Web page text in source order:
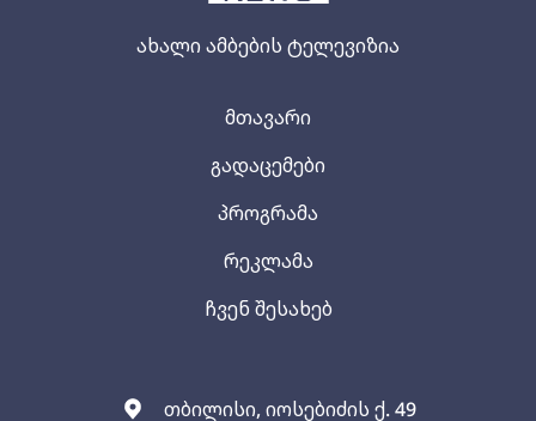
ახალი ამბების ტელევიზია
თბილისი, იოსებიძის ქ. 49
მთავარი
გადაცემები
პროგრამა
რეკლამა
ჩვენ შესახებ